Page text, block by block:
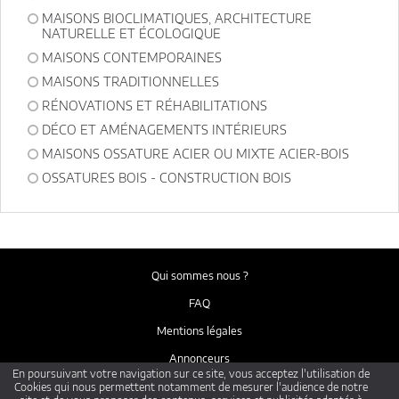
MAISONS BIOCLIMATIQUES, ARCHITECTURE
NATURELLE ET ÉCOLOGIQUE
MAISONS CONTEMPORAINES
MAISONS TRADITIONNELLES
RÉNOVATIONS ET RÉHABILITATIONS
DÉCO ET AMÉNAGEMENTS INTÉRIEURS
MAISONS OSSATURE ACIER OU MIXTE ACIER-BOIS
OSSATURES BOIS - CONSTRUCTION BOIS
Qui sommes nous ?
FAQ
Mentions légales
Annonceurs
ARCHITECTES-FRANCE.COM
En poursuivant votre navigation sur ce site, vous acceptez l'utilisation de
Cookies qui nous permettent notamment de mesurer l'audience de notre